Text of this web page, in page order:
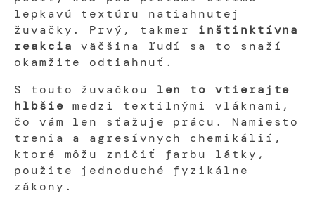
lepkavú textúru natiahnutej
žuvačky. Prvý, takmer
inštinktívna
reakcia
väčšina ľudí sa to snaží
okamžite odtiahnuť.
S touto žuvačkou len to vtierajte
hlbšie medzi textilnými vláknami,
čo vám len sťažuje prácu. Namiesto
trenia a agresívnych chemikálií,
ktoré môžu zničiť farbu látky,
použite jednoduché fyzikálne
zákony.